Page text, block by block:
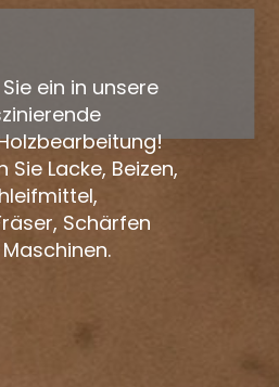
ein in unsere
Sie Lacke, Beizen,
Schärfen